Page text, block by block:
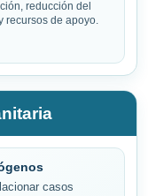
reducción del
recursos de apoyo.
casos